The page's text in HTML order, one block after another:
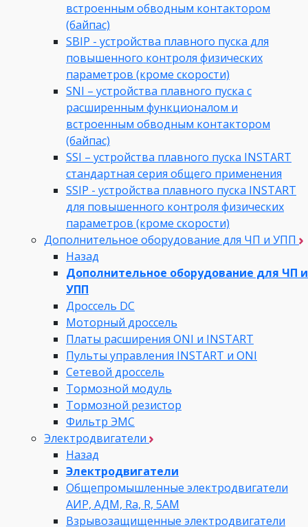
встроенным обводным контактором
(байпас)
SBIP - устройства плавного пуска для
повышенного контроля физических
параметров (кроме скорости)
SNI – устройства плавного пуска с
расширенным функционалом и
встроенным обводным контактором
(байпас)
SSI – устройства плавного пуска INSTART
стандартная серия общего применения
SSIP - устройства плавного пуска INSTART
для повышенного контроля физических
параметров (кроме скорости)
Дополнительное оборудование для ЧП и УПП
Назад
Дополнительное оборудование для ЧП и
УПП
Дроссель DC
Моторный дроссель
Платы расширения ONI и INSTART
Пульты управления INSTART и ONI
Сетевой дроссель
Тормозной модуль
Тормозной резистор
Фильтр ЭМС
Электродвигатели
Назад
Электродвигатели
Общепромышленные электродвигатели
АИР, АДМ, Ra, R, 5AM
Взрывозащищенные электродвигатели